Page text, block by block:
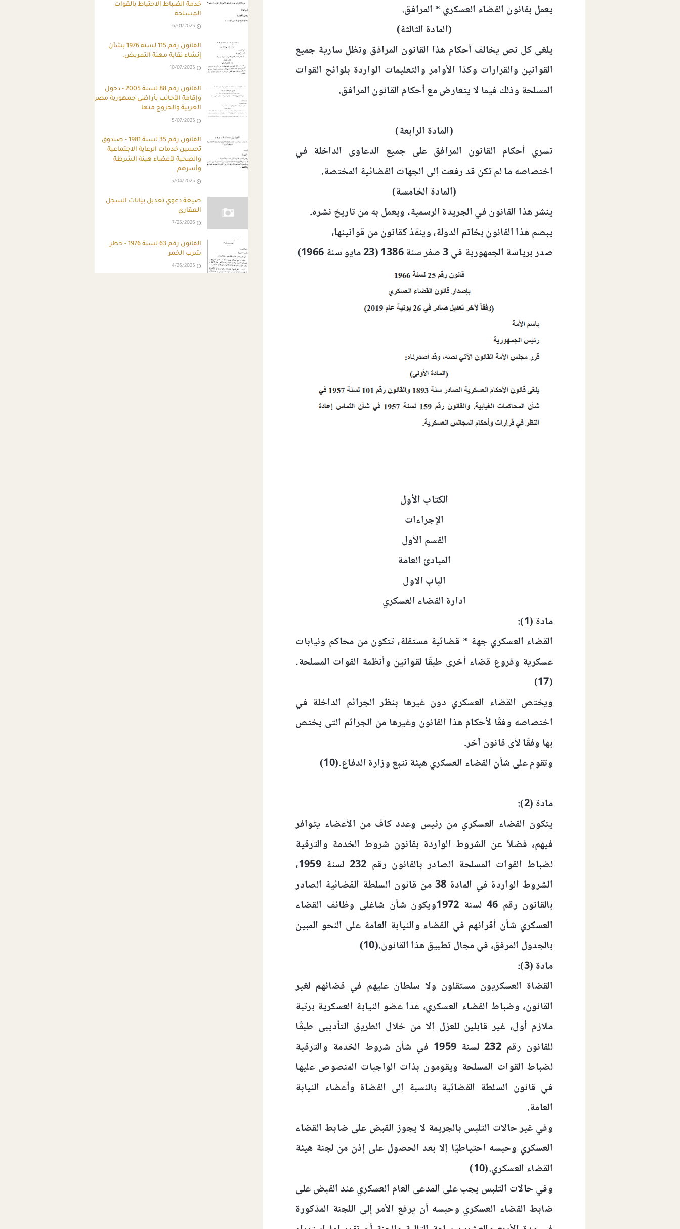
يعمل بقانون القضاء العسكري * المرافق.
(المادة الثالثة)
يلغى كل نص يخالف أحكام هذا القانون المرافق وتظل سارية جميع
القوانين والقرارات وكذا الأوامر والتعليمات الواردة بلوائح القوات
المسلحة وذلك فيما لا يتعارض مع أحكام القانون المرافق.
(المادة الرابعة)
تسري أحكام القانون المرافق على جميع الدعاوى الداخلة في
اختصاصه ما لم تكن قد رفعت إلى الجهات القضائية المختصة.
(المادة الخامسة)
ينشر هذا القانون في الجريدة الرسمية، ويعمل به من تاريخ نشره.
يبصم هذا القانون بخاتم الدولة، وينفذ كقانون من قوانينها،
صدر برياسة الجمهورية في 3 صفر سنة 1386 (23 مايو سنة 1966)
الكتاب الأول
الإجراءات
القسم الأول
المبادئ العامة
الباب الاول
ادارة القضاء العسكري
مادة (1):
القضاء العسكري جهة * قضائية مستقلة، تتكون من محاكم ونيابات
عسكرية وفروع قضاء أخرى طبقًا لقوانين وأنظمة القوات المسلحة.
(17)
ويختص القضاء العسكري دون غيرها بنظر الجرائم الداخلة في
اختصاصه وفقًا لأحكام هذا القانون وغيرها من الجرائم التى يختص
بها وفقًا لأى قانون آخر.
وتقوم على شأن القضاء العسكري هيئة تتبع وزارة الدفاع.(10)
مادة (2):
يتكون القضاء العسكري من رئيس وعدد كاف من الأعضاء يتوافر
فيهم، فضلاً عن الشروط الواردة بقانون شروط الخدمة والترقية
لضباط القوات المسلحة الصادر بالقانون رقم 232 لسنة 1959،
الشروط الواردة في المادة 38 من قانون السلطة القضائية الصادر
بالقانون رقم 46 لسنة 1972ويكون شأن شاغلى وظائف القضاء
العسكري شأن أقرانهم في القضاء والنيابة العامة على النحو المبين
بالجدول المرفق، في مجال تطبيق هذا القانون.(10)
مادة (3):
القضاة العسكريون مستقلون ولا سلطان عليهم في قضائهم لغير
القانون، وضباط القضاء العسكري، عدا عضو النيابة العسكرية برتبة
ملازم أول، غير قابلين للعزل إلا من خلال الطريق التأديبى طبقًا
للقانون رقم 232 لسنة 1959 في شأن شروط الخدمة والترقية
لضباط القوات المسلحة ويقومون بذات الواجبات المنصوص عليها
في قانون السلطة القضائية بالنسبة إلى القضاة وأعضاء النيابة
العامة.
وفي غير حالات التلبس بالجريمة لا يجوز القبض على ضابط القضاء
العسكري وحبسه احتياطيًا إلا بعد الحصول على إذن من لجنة هيئة
القضاء العسكري.(10)
وفي حالات التلبس يجب على المدعى العام العسكري عند القبض على
ضابط القضاء العسكري وحبسه أن يرفع الأمر إلى اللجنة المذكورة
خدمة الضباط الاحتياط بالقوات
المسلحة
6/01/2025
القانون رقم 115 لسنة 1976 بشأن
إنشاء نقابة مهنة التمريض.
10/07/2025
القانون رقم 88 لسنة 2005 - دخول
وإقامة الأجانب بأراضي جمهورية مصر
العربية والخروج منها
5/07/2025
القانون رقم 35 لسنة 1981 - صندوق
تحسين خدمات الرعاية الاجتماعية
والصحية لأعضاء هيئة الشرطة
وأسرهم
5/04/2025
صيغة دعوي تعديل بيانات السجل
العقاري
7/25/2026
القانون رقم 63 لسنة 1976 - حظر
شرب الخمر
4/26/2025